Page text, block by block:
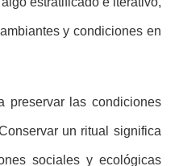
y condiciones en
preservar las condiciones
un ritual significa
sociales y ecológicas